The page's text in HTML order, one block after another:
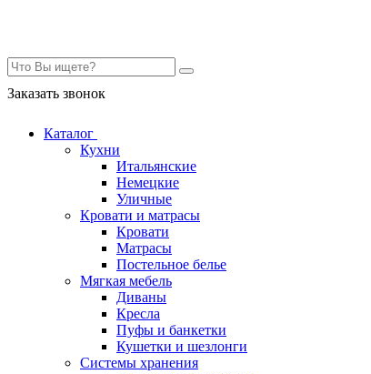
Заказать звонок
Каталог
Кухни
Итальянские
Немецкие
Уличные
Кровати и матрасы
Кровати
Матрасы
Постельное белье
Мягкая мебель
Диваны
Кресла
Пуфы и банкетки
Кушетки и шезлонги
Системы хранения